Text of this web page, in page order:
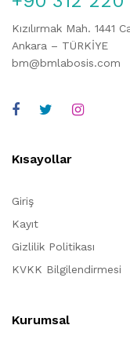
Kızılırmak Mah. 1441
Ankara – TÜRKİYE
bm@bmlabosis.com
Kısayollar
Giriş
Kayıt
Gizlilik Politikası
KVKK Bilgilendirmesi
Kurumsal